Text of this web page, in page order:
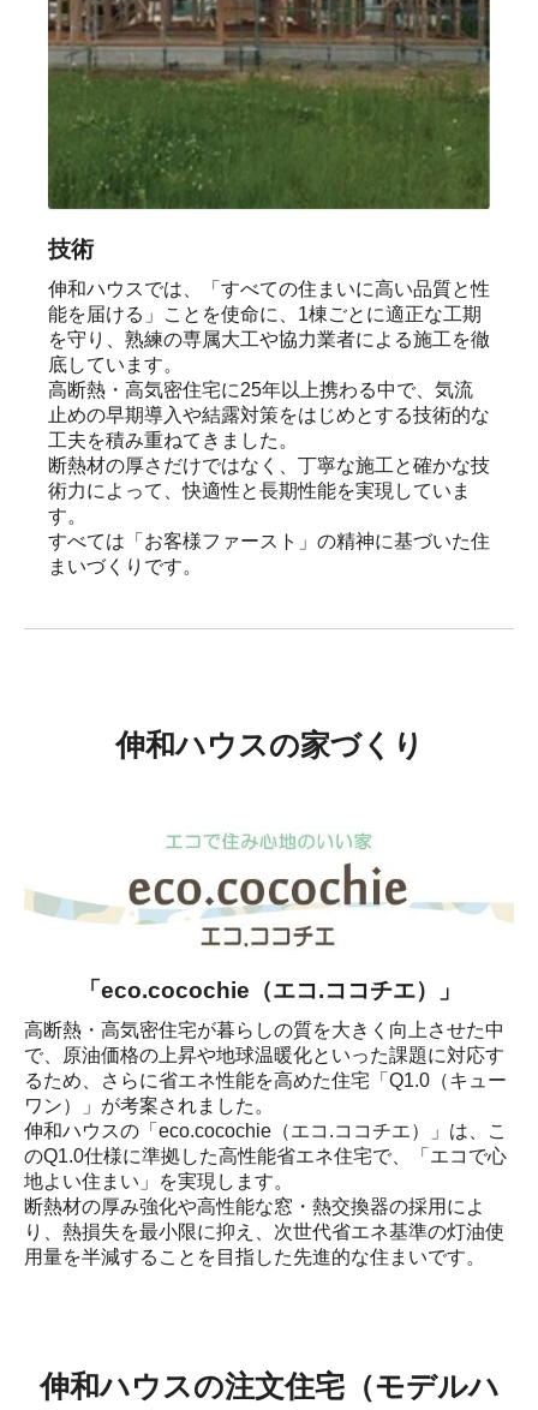
技術
伸和ハウスでは、「すべての住まいに高い品質と性
能を届ける」ことを使命に、1棟ごとに適正な工期
を守り、熟練の専属大工や協力業者による施工を徹
底しています。
高断熱・高気密住宅に25年以上携わる中で、気流
止めの早期導入や結露対策をはじめとする技術的な
工夫を積み重ねてきました。
断熱材の厚さだけではなく、丁寧な施工と確かな技
術力によって、快適性と長期性能を実現していま
す。
すべては「お客様ファースト」の精神に基づいた住
まいづくりです。
伸和ハウスの家づくり
「eco.cocochie（エコ.ココチエ）」
高断熱・高気密住宅が暮らしの質を大きく向上させた中
で、原油価格の上昇や地球温暖化といった課題に対応す
るため、さらに省エネ性能を高めた住宅「Q1.0（キュー
ワン）」が考案されました。
伸和ハウスの「eco.cocochie（エコ.ココチエ）」は、こ
のQ1.0仕様に準拠した高性能省エネ住宅で、「エコで心
地よい住まい」を実現します。
断熱材の厚み強化や高性能な窓・熱交換器の採用によ
り、熱損失を最小限に抑え、次世代省エネ基準の灯油使
用量を半減することを目指した先進的な住まいです。
伸和ハウスの注文住宅（モデルハ